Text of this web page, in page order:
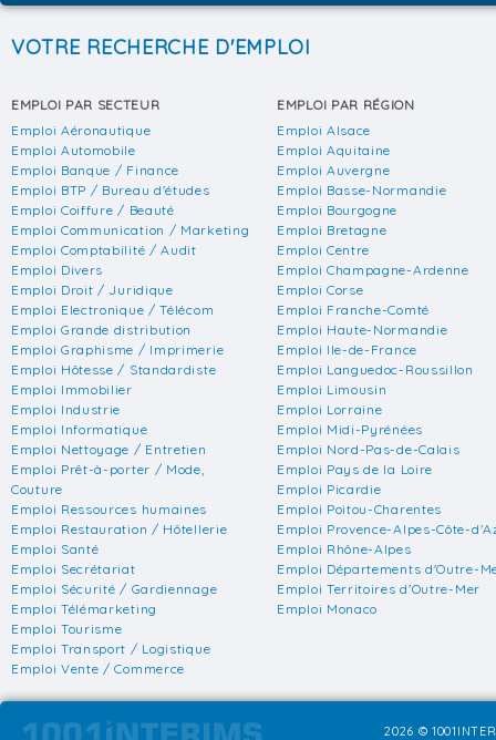
VOTRE RECHERCHE D'EMPLOI
EMPLOI PAR SECTEUR
Emploi Aéronautique
Emploi Automobile
Emploi Banque / Finance
Emploi BTP / Bureau d'études
Emploi Coiffure / Beauté
Emploi Communication / Marketing
Emploi Comptabilité / Audit
Emploi Divers
Emploi Droit / Juridique
Emploi Electronique / Télécom
Emploi Grande distribution
Emploi Graphisme / Imprimerie
Emploi Hôtesse / Standardiste
Emploi Immobilier
Emploi Industrie
Emploi Informatique
Emploi Nettoyage / Entretien
Emploi Prêt-à-porter / Mode,
Couture
Emploi Ressources humaines
Emploi Restauration / Hôtellerie
Emploi Santé
Emploi Secrétariat
Emploi Sécurité / Gardiennage
Emploi Télémarketing
Emploi Tourisme
Emploi Transport / Logistique
Emploi Vente / Commerce
EMPLOI PAR RÉGION
Emploi Alsace
Emploi Aquitaine
Emploi Auvergne
Emploi Basse-Normandie
Emploi Bourgogne
Emploi Bretagne
Emploi Centre
Emploi Champagne-Ardenne
Emploi Corse
Emploi Franche-Comté
Emploi Haute-Normandie
Emploi Ile-de-France
Emploi Languedoc-Roussillon
Emploi Limousin
Emploi Lorraine
Emploi Midi-Pyrénées
Emploi Nord-Pas-de-Calais
Emploi Pays de la Loire
Emploi Picardie
Emploi Poitou-Charentes
Emploi Provence-Alpes-Côte-
Emploi Rhône-Alpes
Emploi Départements d'Outre-
Emploi Territoires d'Outre-Mer
Emploi Monaco
2026 ©